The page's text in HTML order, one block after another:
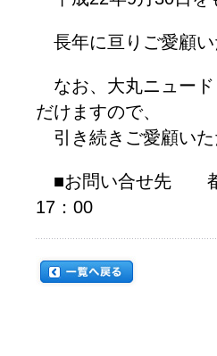
長年に亘りご愛顧い
なお、大丸ニュード
だけますので、
引き続きご愛顧いた
■お問い合せ先 都
17：00